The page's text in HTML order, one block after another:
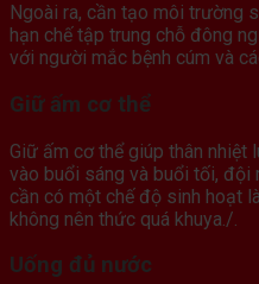
Ngoài ra, cần tạo môi trường
hạn chế tập trung chỗ đông
với người mắc bệnh cúm và
Giữ ấm cơ thể
Giữ ấm cơ thể giúp thân
vào buổi sáng và buổi tối, đội
cần có một chế độ sinh hoạt
không nên thức quá khuya./.
Uống đủ nước